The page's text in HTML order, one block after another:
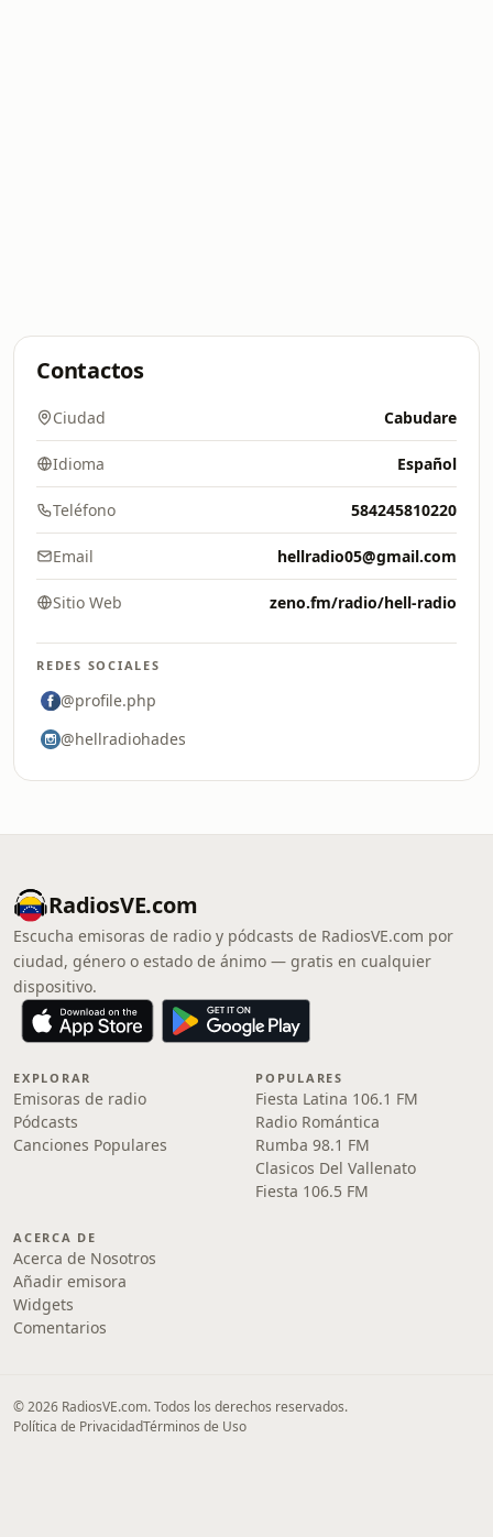
Contactos
Ciudad Cabudare
Idioma Español
Teléfono 584245810220
Email hellradio05@gmail.com
Sitio Web zeno.fm/radio/hell-radio
REDES SOCIALES
@profile.php
@hellradiohades
RadiosVE.com
Escucha emisoras de radio y pódcasts de RadiosVE.com por
ciudad, género o estado de ánimo — gratis en cualquier
dispositivo.
EXPLORAR
Emisoras de radio
Pódcasts
Canciones Populares
POPULARES
Fiesta Latina 106.1 FM
Radio Romántica
Rumba 98.1 FM
Clasicos Del Vallenato
Fiesta 106.5 FM
ACERCA DE
Acerca de Nosotros
Añadir emisora
Widgets
Comentarios
© 2026 RadiosVE.com. Todos los derechos reservados.
Política de PrivacidadTérminos de Uso